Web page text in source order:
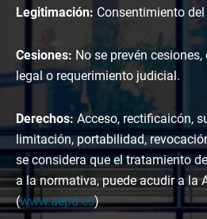
Legitimación: Consentimiento
Cesiones: No se prevén
legal o requerimiento judicial.
Derechos: Acceso, rectificaicón,
limitación, portabilidad,
se considera que el tratamiento
a la normativa, puede acudir a la
(www.aepd.es)